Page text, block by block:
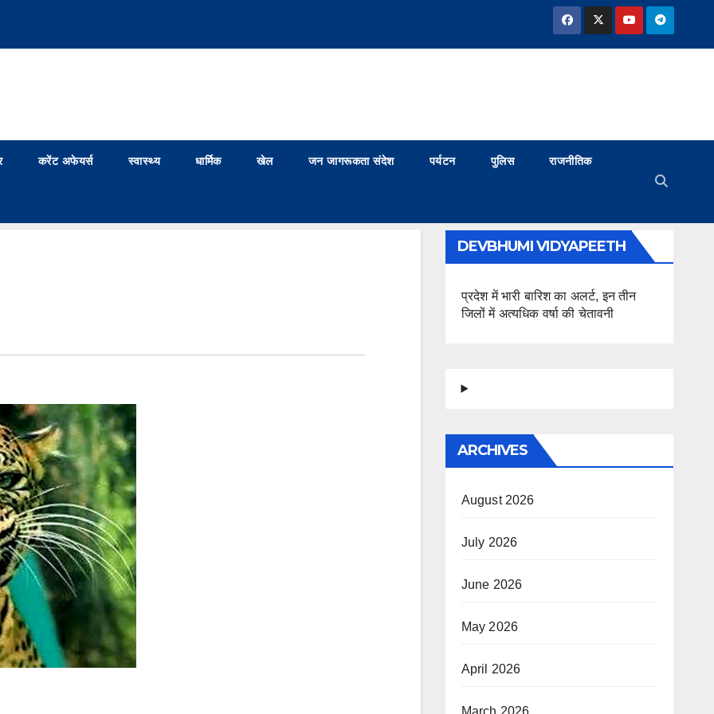
करेंट अफेयर्स स्वास्थ्य धार्मिक खेल जन जागरूकता संदेश पर्यटन पुलिस राजनीतिक
DEVBHUMI VIDYAPEETH
प्रदेश में भारी बारिश का अलर्ट, इन तीन
जिलों में अत्यधिक वर्षा की चेतावनी
ARCHIVES
August 2026
July 2026
June 2026
May 2026
April 2026
March 2026